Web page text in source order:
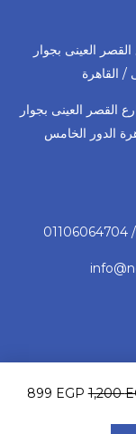
صغير مستوردة
1,200 الأصلي899 EGP
القصر العينى بجوار
/ القاهرة
شارع القصر العينى بجوار
الدور الخامس
و المستلزمات